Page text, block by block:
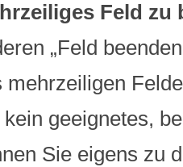
Feld zu
„Feld
mehrzeiligen
kein geeignetes,
Sie eigens zu